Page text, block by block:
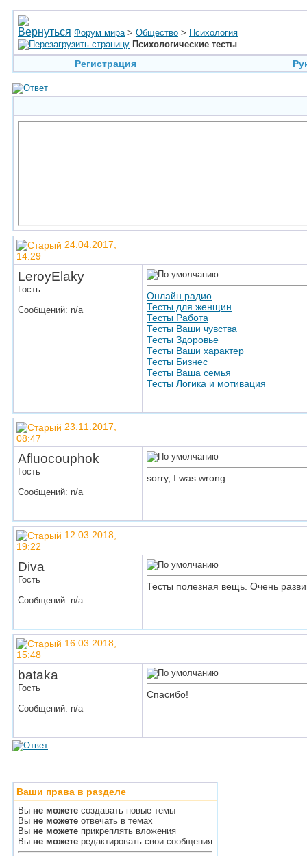
Форум мира > Общество > Психология
Психологические тесты
Регистрация
24.04.2017,
14:29
LeroyElaky
Гость
Сообщений: n/a
Онлайн радио
Тесты для женщин
Тесты Работа
Тесты Ваши чувства
Тесты Здоровье
Тесты Ваши характер
Тесты Бизнес
Тесты Ваша семья
Тесты Логика и мотивация
23.11.2017,
08:47
Afluocouphok
Гость
Сообщений: n/a
sorry, I was wrong
12.03.2018,
19:22
Diva
Гость
Сообщений: n/a
Тесты полезная вещь. Очень
16.03.2018,
15:48
bataka
Гость
Сообщений: n/a
Спасибо!
Ваши права в разделе
Вы не можете создавать новые темы
Вы не можете отвечать в темах
Вы не можете прикреплять вложения
Вы не можете редактировать свои сообщения